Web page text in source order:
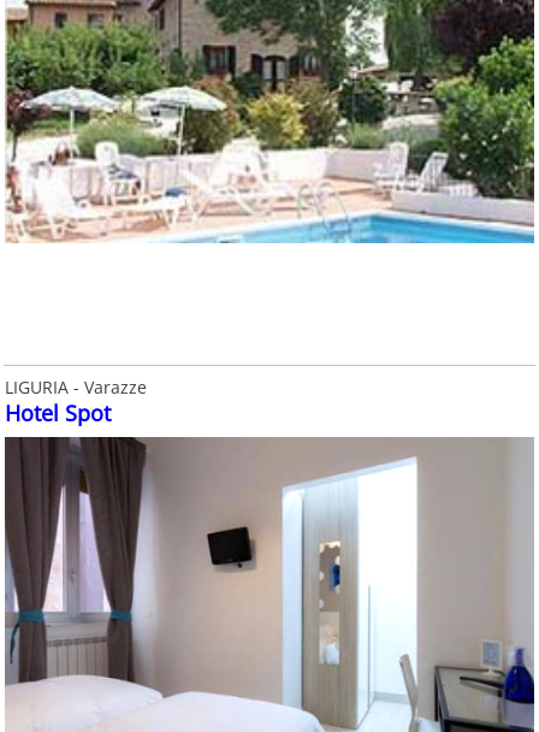
LIGURIA - Varazze
Hotel Spot